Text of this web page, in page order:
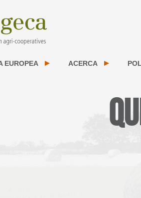
EUROPEA ACERCA